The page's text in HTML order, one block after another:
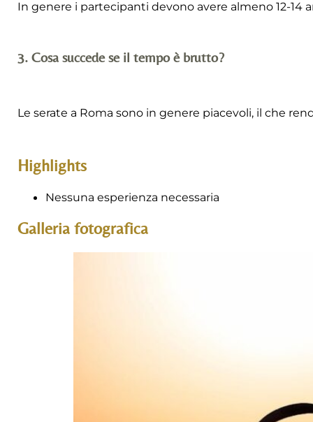
In genere i partecipanti devono avere almeno 12-14
3. Cosa succede se il tempo è brutto?
Le serate a Roma sono in genere piacevoli, il che
Highlights
Nessuna esperienza necessaria
Galleria fotografica